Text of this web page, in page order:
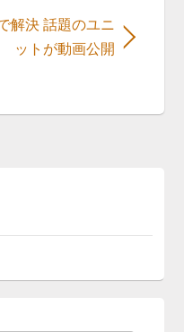
解決 話題のユニ
ットが動画公開